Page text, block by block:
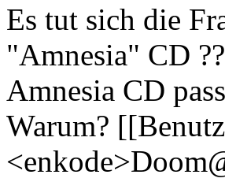
Es tut sich die
"Amnesia" CD
Amnesia CD
Warum?